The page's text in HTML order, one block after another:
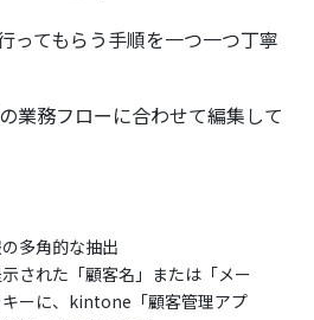
ってもらう手順を一つ一つ丁寧
業務フローに合わせて編集して
多角的な抽出
された「顧客名」または「メー
キーに、kintone「顧客管理アプ